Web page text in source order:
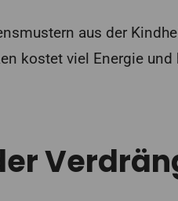
aus der
kostet viel Energie